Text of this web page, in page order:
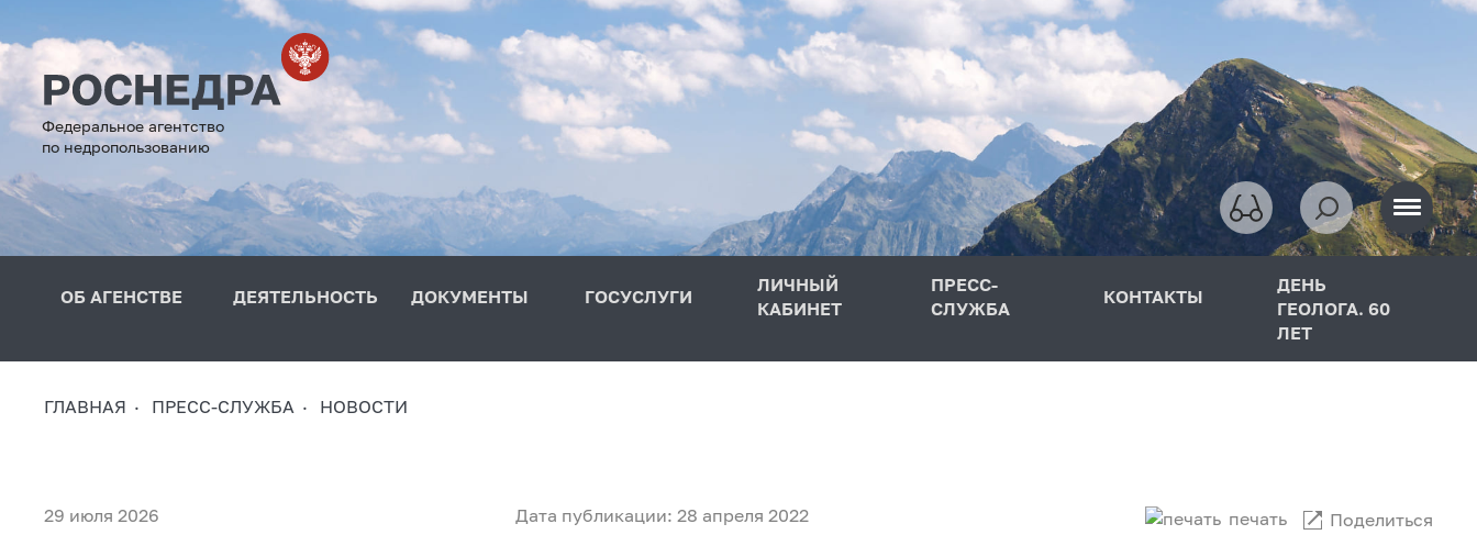
Федеральное агентство
по недропользованию
ОБ АГЕНСТВЕ ДЕЯТЕЛЬНОСТЬ ДОКУМЕНТЫ ГОСУСЛУГИ
ЛИЧНЫЙ
КАБИНЕТ
ПРЕСС-
СЛУЖБА
КОНТАКТЫ
ДЕНЬ
ГЕОЛОГА. 60
ЛЕТ
ГЛАВНАЯ ПРЕСС-СЛУЖБА НОВОСТИ
29 июля 2026
Дата публикации: 28 апреля 2022 печать Поделиться